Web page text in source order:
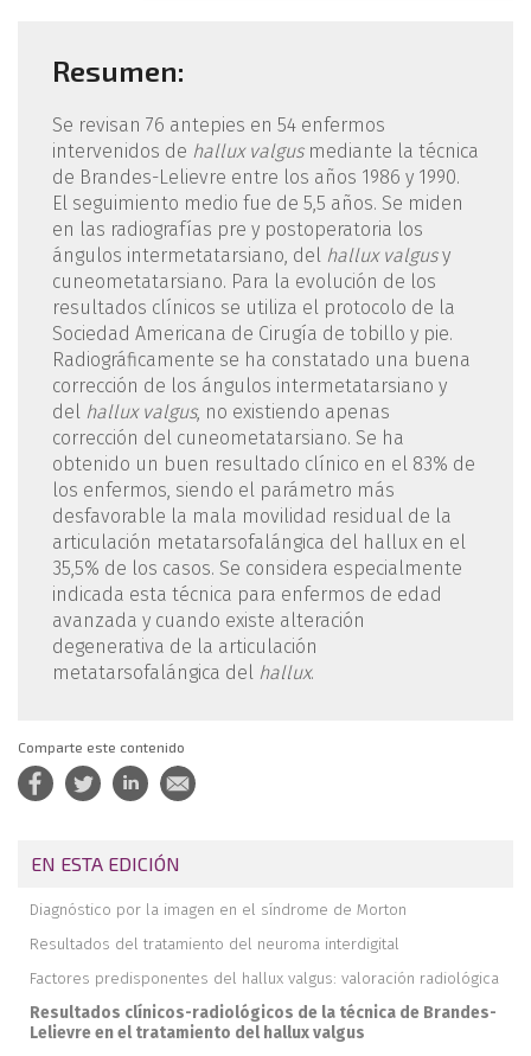
Resumen:
Se revisan 76 antepies en 54 enfermos
intervenidos de hallux valgusmediante la técnica
de Brandes-Lelievre entre los años 1986 y 1990.
El seguimiento medio fue de 5,5 años. Se miden
en las radiografías pre y postoperatoria los
ángulos intermetatarsiano, del hallux valgusy
cuneometatarsiano. Para la evolución de los
resultados clínicos se utiliza el protocolo de la
Sociedad Americana de Cirugía de tobillo y pie.
Radiográficamente se ha constatado una buena
corrección de los ángulos intermetatarsiano y
del hallux valgus, no existiendo apenas
corrección del cuneometatarsiano. Se ha
obtenido un buen resultado clínico en el 83% de
los enfermos, siendo el parámetro más
desfavorable la mala movilidad residual de la
articulación metatarsofalángica del hallux en el
35,5% de los casos. Se considera especialmente
indicada esta técnica para enfermos de edad
avanzada y cuando existe alteración
degenerativa de la articulación
metatarsofalángica del hallux.
Comparte este contenido
EN ESTA EDICIÓN
Diagnóstico por la imagen en el síndrome de Morton
Resultados del tratamiento del neuroma interdigital
Factores predisponentes del hallux valgus: valoración radiológica
Resultados clínicos-radiológicos de la técnica de Brandes-
Lelievre en el tratamiento del hallux valgus